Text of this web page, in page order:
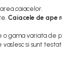
caiacelor.
Caiacele de ape
gama variata de
si sunt